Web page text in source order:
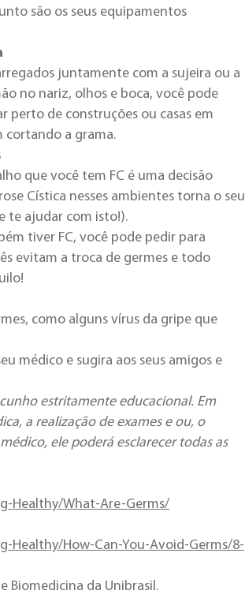
são os seus equipamentos
juntamente com a sujeira ou a
no nariz, olhos e boca, você pode
perto de construções ou casas em
cortando a grama.
que você tem FC é uma decisão
Cística nesses ambientes torna o seu
te ajudar com isto!).
tiver FC, você pode pedir para
evitam a troca de germes e todo
como alguns vírus da gripe que
médico e sugira aos seus amigos e
estritamente educacional. Em
a realização de exames e ou, o
ele poderá esclarecer todas as
Healthy/What-Are-Germs/
Healthy/How-Can-You-Avoid-Germs/8-
Biomedicina da Unibrasil.